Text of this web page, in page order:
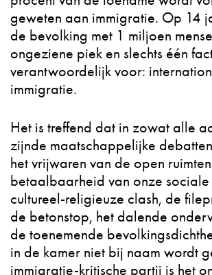
geweten aan immigratie. Op 14
de bevolking met 1 miljoen
ongeziene piek en slechts één
verantwoordelijk voor:
immigratie.
Het is treffend dat in zowat alle
zijnde maatschappelijke
het vrijwaren van de open
betaalbaarheid van onze
cultureel-religieuze clash, de
de betonstop, het dalende
de toenemende
in de kamer niet bij naam wordt
immigratie-kritische partij is het